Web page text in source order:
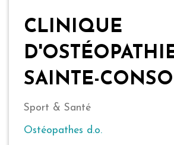
CLINIQUE
SAINTE-
Sport & Santé
Ostéopathes d.o.